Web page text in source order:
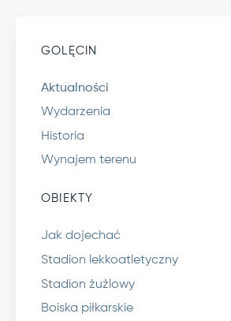
GOLĘCIN
Aktualności
Wydarzenia
Historia
Wynajem terenu
OBIEKTY
Jak dojechać
Stadion lekkoatletyczny
Stadion żużlowy
Boiska piłkarskie